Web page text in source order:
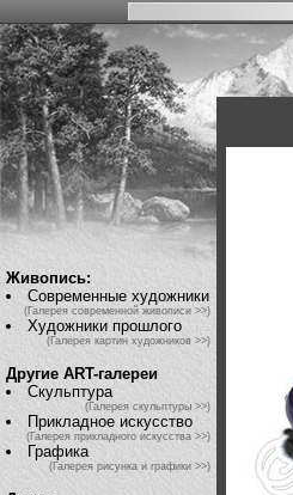
Живопись:
Современные художники
(Галерея современной живописи >>)
Художники прошлого
(Галерея картин художников >>)
Другие ART-галереи
Скульптура
(Галерея скульптуры >>)
Прикладное искусство
(Галерея прикладного искусства >>)
Графика
(Галерея рисунка и графики >>)